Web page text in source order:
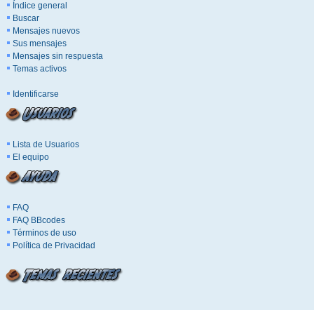
Índice general
Buscar
Mensajes nuevos
Sus mensajes
Mensajes sin respuesta
Temas activos
Identificarse
Lista de Usuarios
El equipo
FAQ
FAQ BBcodes
Términos de uso
Política de Privacidad